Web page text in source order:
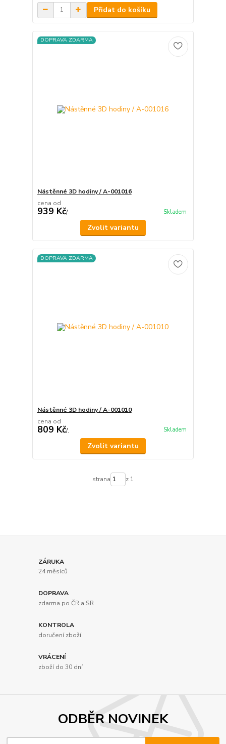
Přidat do košíku
DOPRAVA ZDARMA
Nástěnné 3D hodiny / A-001016
cena od
939 Kč/. Skladem
Zvolit variantu
DOPRAVA ZDARMA
Nástěnné 3D hodiny / A-001010
cena od
809 Kč/. Skladem
Zvolit variantu
strana z 1
ZÁRUKA
24 měsíců
DOPRAVA
zdarma po ČR a SR
KONTROLA
doručení zboží
VRÁCENÍ
zboží do 30 dní
ODBĚR NOVINEK